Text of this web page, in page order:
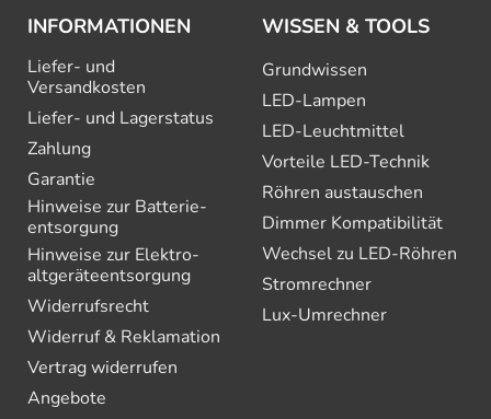
INFORMATIONEN
Liefer- und
Versandkosten
Liefer- und Lagerstatus
Zahlung
Garantie
Hinweise zur Batterie­
entsorgung
Hinweise zur Elektro­
altgeräte­entsorgung
Widerrufsrecht
Widerruf & Reklamation
Vertrag widerrufen
Angebote
WISSEN & TOOLS
Grundwissen
LED-Lampen
LED-Leuchtmittel
Vorteile LED-Technik
Röhren austauschen
Dimmer Kompatibilität
Wechsel zu LED-Röhren
Stromrechner
Lux-Umrechner